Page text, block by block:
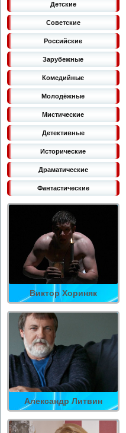
Детские
Советские
Российские
Зарубежные
Комедийные
Молодёжные
Мистические
Детективные
Исторические
Драматические
Фантастические
Виктор Хориняк
Александр Литвин